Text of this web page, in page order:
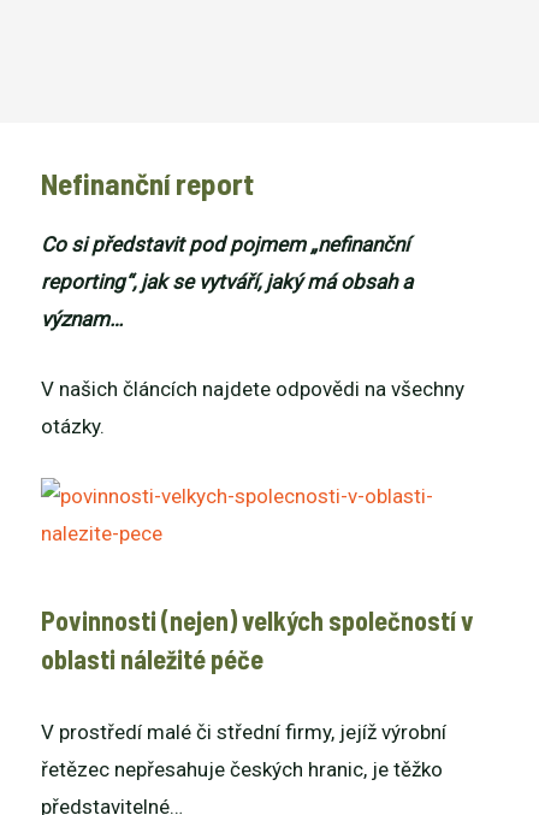
Nefinanční report
Co si představit pod pojmem „nefinanční
reporting“, jak se vytváří, jaký má obsah a
význam…
V našich článcích najdete odpovědi na všechny
otázky.
Povinnosti (nejen) velkých společností v
oblasti náležité péče
V prostředí malé či střední firmy, jejíž výrobní
řetězec nepřesahuje českých hranic, je těžko
představitelné…